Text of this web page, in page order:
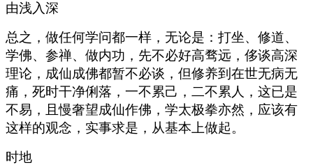
由浅入深
总之，做任何学问都一样，无论是：打坐、修道、
学佛、参禅、做内功，先不必好高骛远，侈谈高深
理论，成仙成佛都暂不必谈，但修养到在世无病无
痛，死时干净俐落，一不累己，二不累人，这已是
不易，且慢奢望成仙作佛，学太极拳亦然，应该有
这样的观念，实事求是，从基本上做起。
时地